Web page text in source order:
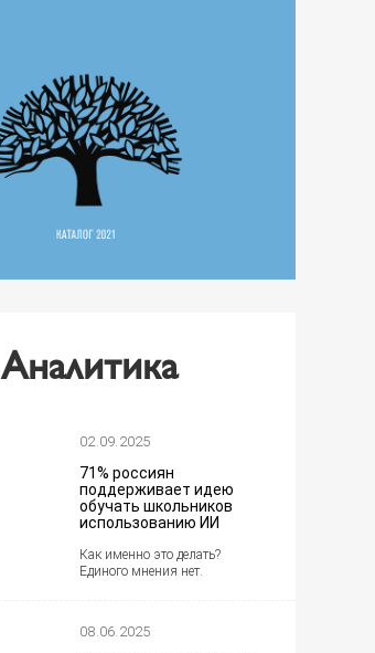
Аналитика
02.09.2025
71% россиян
поддерживает идею
обучать школьников
использованию ИИ
Как именно это делать?
Единого мнения нет.
08.06.2025